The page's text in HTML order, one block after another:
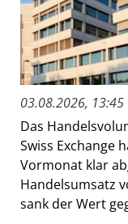
03.08.2026, 13:45
Das
Swiss Exchange
Vormonat klar
Handelsumsatz
sank der Wert